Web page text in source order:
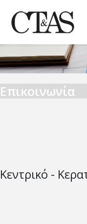
Επικοινωνία
Κεντρικό -